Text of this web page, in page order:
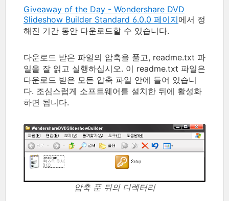
Giveaway of the Day - Wondershare DVD
Slideshow Builder Standard 6.0.0 페이지에서 정
해진 기간 동안 다운로드할 수 있습니다.
다운로드 받은 파일의 압축을 풀고, readme.txt 파
일을 잘 읽고 실행하십시오. 이 readme.txt 파일은
다운로드 받은 모든 압축 파일 안에 들어 있습니
다. 조심스럽게 소프트웨어를 설치한 뒤에 활성화
하면 됩니다.
압축 푼 뒤의 디렉터리